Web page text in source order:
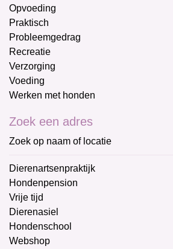
Opvoeding
Praktisch
Probleemgedrag
Recreatie
Verzorging
Voeding
Werken met honden
Zoek een adres
Zoek op naam of locatie
Dierenartsenpraktijk
Hondenpension
Vrije tijd
Dierenasiel
Hondenschool
Webshop